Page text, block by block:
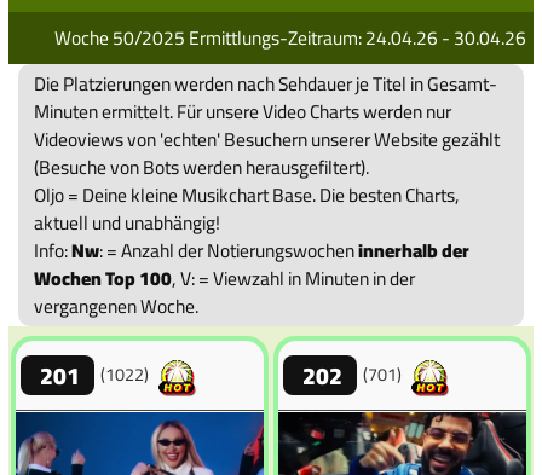
Woche 50/2025 Ermittlungs-Zeitraum: 24.04.26 - 30.04.26
Die Platzierungen werden nach Sehdauer je Titel in Gesamt-
Minuten ermittelt. Für unsere Video Charts werden nur
Videoviews von 'echten' Besuchern unserer Website gezählt
(Besuche von Bots werden herausgefiltert).
Oljo = Deine kleine Musikchart Base. Die besten Charts,
aktuell und unabhängig!
Info:Nw: = Anzahl der Notierungswocheninnerhalb der
Wochen Top 100, V: = Viewzahl in Minuten in der
vergangenen Woche.
201 (1022) 202 (701)